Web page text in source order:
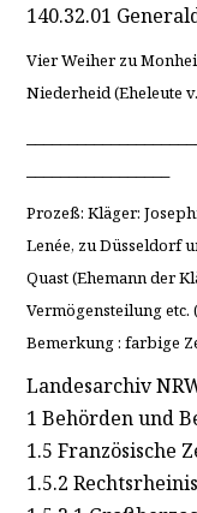
140.32.01
Vier Weiher zu
Niederheid (Eheleute
Prozeß: Kläger:
Lenée, zu Düsseldorf
Quast (Ehemann der
Vermögensteilung
Bemerkung : farbige
Landesarchiv
1 Behörden und
1.5 Französische
1.5.2